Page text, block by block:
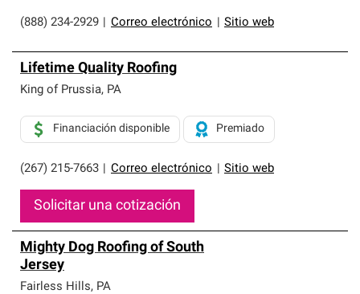
(888) 234-2929 Correo electrónico Sitio web
Lifetime Quality Roofing
King of Prussia, PA
(267) 215-7663 Correo electrónico Sitio web
Financiación disponible Premiado
Solicitar una cotización
Mighty Dog Roofing of South
Jersey
Fairless Hills, PA